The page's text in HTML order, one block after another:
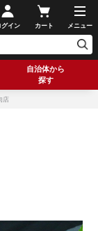
グイン カート メニュー
自治体から
探す
店